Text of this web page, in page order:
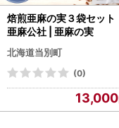
焙煎亜麻の実３袋セット
亜麻公社 | 亜麻の実
北海道当別町
(0)
13,000